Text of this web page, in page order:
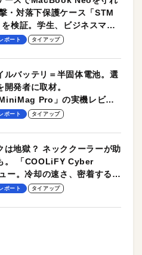
・対落下保護ケース「STM
検証。学生、ビジネスマン
ースに最適！
ポート タイアップ
ルバッテリ＝半固体電池。選
発者に取材。
Pro」の実機レビュ
ポート タイアップ
は地獄？ ネッククーラーが助
。 「COOLiFY Cyber
ー。冷却の速さ、密着する冷
シンプルな操作性がグッド！
ポート タイアップ